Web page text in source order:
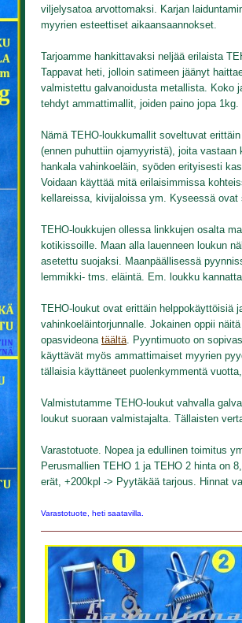
viljelysatoa arvottomaksi. Karjan
myyrien esteettiset aikaansaannokset.
Tarjoamme hankittavaksi neljää erilaista
Tappavat heti, jolloin satimeen jäänyt
valmistettu galvanoidusta metallista. Koko
tehdyt ammattimallit, joiden paino jopa 1kg.
Nämä TEHO-loukkumallit soveltuvat
(ennen puhuttiin ojamyyristä), joita
hankala vahinkoeläin, syöden erityisesti
Voidaan käyttää mitä erilaisimmissa
kellareissa, kivijaloissa ym. Kyseessä
TEHO-loukkujen ollessa linkkujen osalta
kotikissoille. Maan alla lauenneen loukun
asetettu suojaksi. Maanpäällisessä
lemmikki- tms. eläintä. Em. loukku
TEHO-loukut ovat erittäin helppokäyttöisiä
vahinkoeläintorjunnalle. Jokainen oppii
opasvideona täältä. Pyyntimuoto on
käyttävät myös ammattimaiset myyrien
tällaisia käyttäneet puolenkymmentä
Valmistutamme TEHO-loukut vahvalla
loukut suoraan valmistajalta. Tällaisten
Varastotuote. Nopea ja edullinen toimitus
Perusmallien TEHO 1 ja TEHO 2 hinta on
erät, +200kpl -> Pyytäkää tarjous. Hinnat
Varastotuote, heti saatavilla.